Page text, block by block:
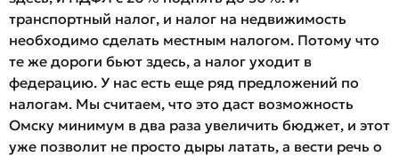
транспортный налог, и налог на недвижимость
необходимо сделать местным налогом. Потому что
те же дороги бьют здесь, а налог уходит в
федерацию. У нас есть еще ряд предложений по
налогам. Мы считаем, что это даст возможность
Омску минимум в два раза увеличить бюджет, и этот
уже позволит не просто дыры латать, а вести речь о